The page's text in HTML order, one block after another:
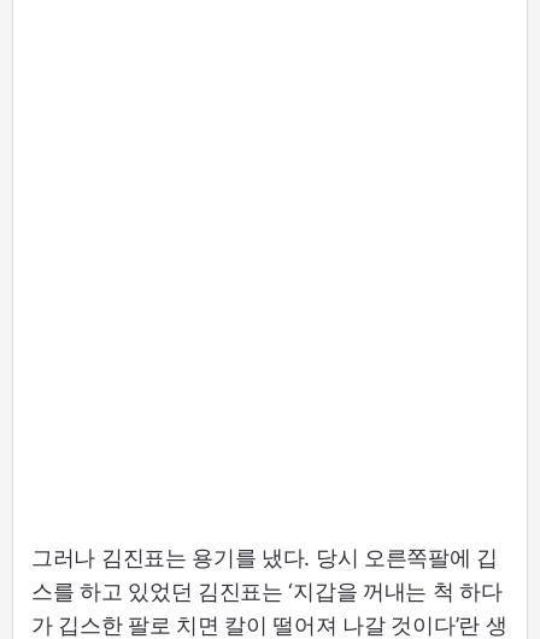
그러나 김진표는 용기를 냈다. 당시 오른쪽팔에 깁
스를 하고 있었던 김진표는 ‘지갑을 꺼내는 척 하다
가 깁스한 팔로 치면 칼이 떨어져 나갈 것이다’란 생